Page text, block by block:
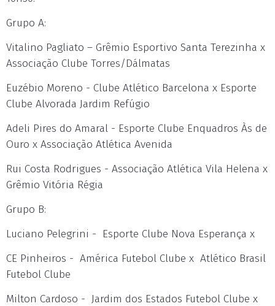
Grupo A:
Vitalino Pagliato – Grêmio Esportivo Santa Terezinha x
Associação Clube Torres/Dálmatas
Euzébio Moreno - Clube Atlético Barcelona x Esporte
Clube Alvorada Jardim Refúgio
Adeli Pires do Amaral - Esporte Clube Enquadros Às de
Ouro x Associação Atlética Avenida
Rui Costa Rodrigues - Associação Atlética Vila Helena x
Grêmio Vitória Régia
Grupo B:
Luciano Pelegrini - Esporte Clube Nova Esperança x
CE Pinheiros - América Futebol Clube x Atlético Brasil
Futebol Clube
Milton Cardoso - Jardim dos Estados Futebol Clube x